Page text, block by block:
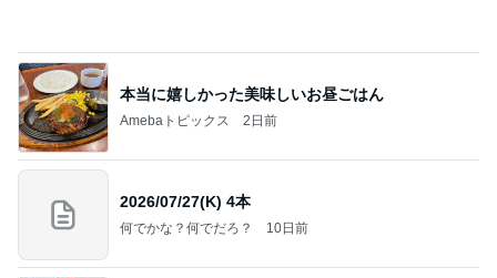
2026/07/27(K) 4本
何でかな？何でだろ？ 10日前
買いまわりにおすすめの1000円商品
Amebaトピックス 15時間前